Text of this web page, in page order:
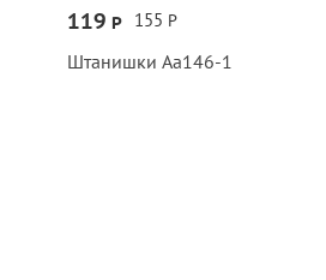
155 Р
119 Р
Штанишки Аа146‑1